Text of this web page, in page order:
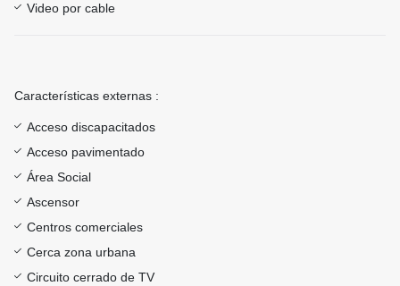
Video por cable
Características externas :
Acceso discapacitados
Acceso pavimentado
Área Social
Ascensor
Centros comerciales
Cerca zona urbana
Circuito cerrado de TV